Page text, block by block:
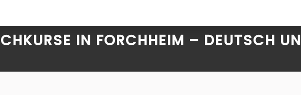
IN FORCHHEIM – DEUTSCH